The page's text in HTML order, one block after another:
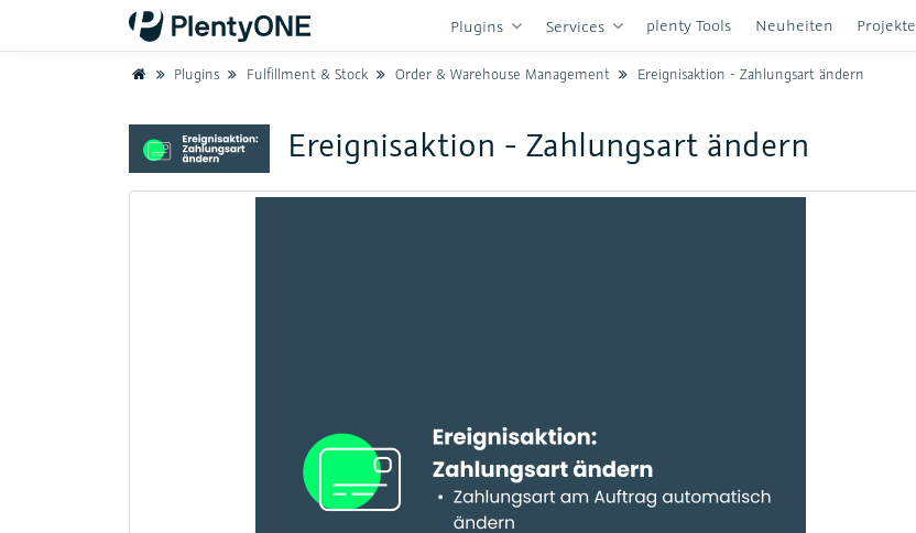
Plugins Services plenty Tools Neuheiten Projekte
HomePlugins Fulfillment & Stock Order & Warehouse Management Ereignisaktion - Zahlungsart ändern
Ereignisaktion - Zahlungsart ändern